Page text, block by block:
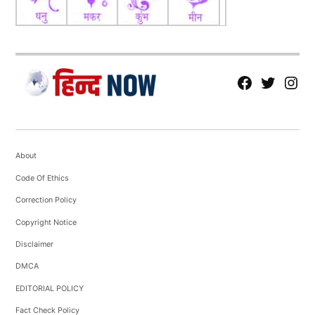
fb Tw tw
About
Code Of Ethics
Correction Policy
Copyright Notice
Disclaimer
DMCA
EDITORIAL POLICY
Fact Check Policy